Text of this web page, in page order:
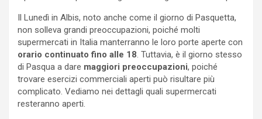
Il Lunedì in Albis, noto anche come il giorno di Pasquetta,
non solleva grandi preoccupazioni, poiché molti
supermercati in Italia manterranno le loro porte aperte con
orario continuato fino alle 18. Tuttavia, è il giorno stesso
di Pasqua a dare maggiori preoccupazioni, poiché
trovare esercizi commerciali aperti può risultare più
complicato. Vediamo nei dettagli quali supermercati
resteranno aperti.